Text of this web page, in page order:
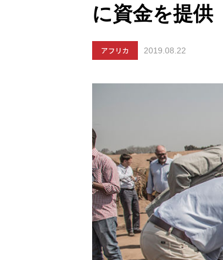
に資金を提供
アフリカ 2019.08.22